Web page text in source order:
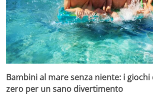
Bambini al mare senza niente: i
zero per un sano divertimento